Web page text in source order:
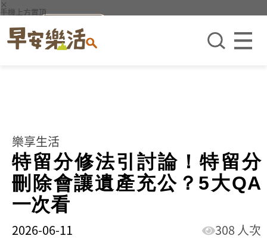
×
手機上方置頂
樂享生活
特留分修法引討論！特留分
刪除會讓遺產充公？5大QA
一次看
2026-06-11 308 人次